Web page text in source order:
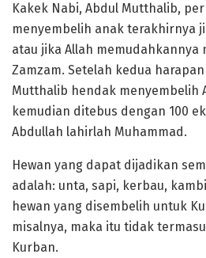
Kakek Nabi, Abdul Mutthalib,
menyembelih anak terakhirnya
atau jika Allah memudahkannya
Zamzam. Setelah kedua
Mutthalib hendak menyembelih
kemudian ditebus dengan 100
Abdullah lahirlah Muhammad.
Hewan yang dapat dijadikan
adalah: unta, sapi, kerbau,
hewan yang disembelih untuk
misalnya, maka itu tidak
Kurban.